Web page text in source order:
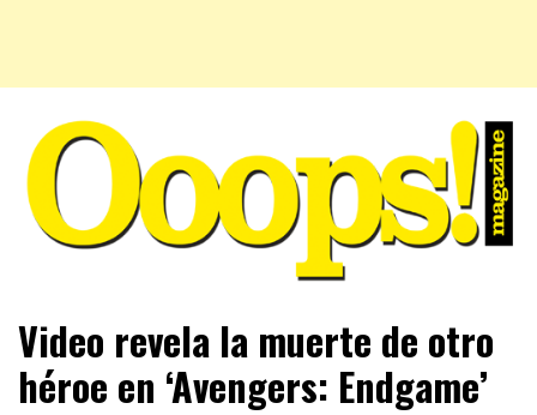
Ooops! Magazine
al tanto de las celebridades que sigues, todo a tu alcance
en un mismo lugar. Grupo Leferas™
Video revela la muerte de otro
héroe en ‘Avengers: Endgame’